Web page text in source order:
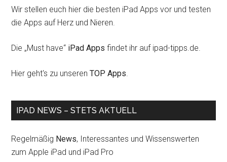
Wir stellen euch hier die besten iPad Apps vor und testen
die Apps auf Herz und Nieren.
Die „Must have“ iPad Apps findet ihr auf ipad-tipps.de.
Hier geht's zu unserenTOP Apps.
IPAD NEWS – STETS AKTUELL
Regelmäßig News, Interessantes und Wissenswerten
zum Apple iPad und iPad Pro